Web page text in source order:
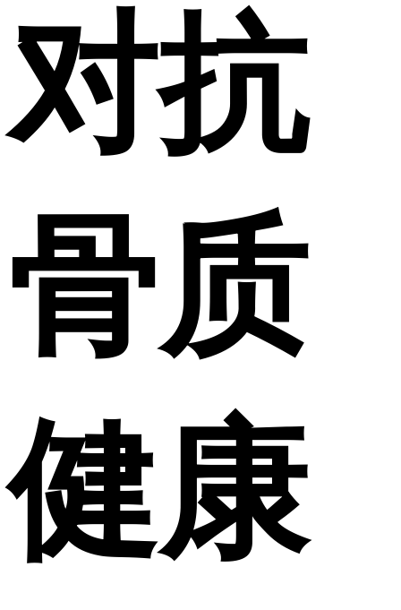
对抗
骨质
健康